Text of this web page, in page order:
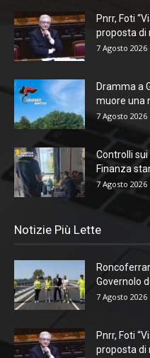
Pnrr, Foti
proposta di
7 Agosto 2026
Dramma a
muore una
7 Agosto 2026
Controlli sui
Finanza
7 Agosto 2026
Notizie Più Lette
Governolo
7 Agosto 2026
Pnrr, Foti
proposta di